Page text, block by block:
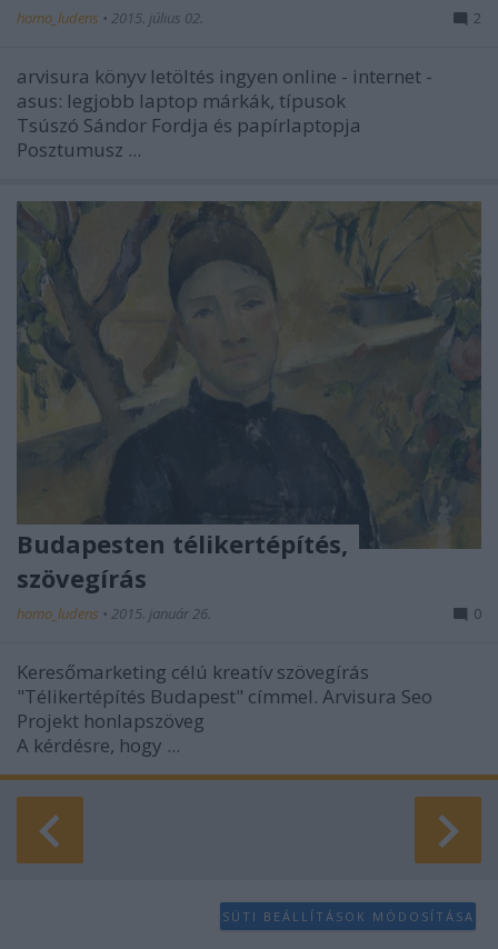
homo_ludens • 2015. július 02. 2
arvisura könyv letöltés ingyen online - internet -
asus: legjobb laptop márkák, típusok
Tsúszó Sándor Fordja és papírlaptopja
Posztumusz ...
Budapesten télikertépítés,
szövegírás
homo_ludens • 2015. január 26. 0
Keresőmarketing célú kreatív szövegírás
"Télikertépítés Budapest" címmel. Arvisura Seo
Projekt honlapszöveg
A kérdésre, hogy ...
SÜTI BEÁLLÍTÁSOK MÓDOSÍTÁSA